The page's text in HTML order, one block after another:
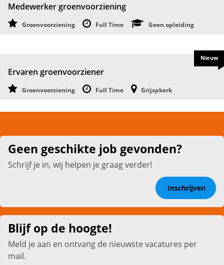
Medewerker groenvoorziening
Groenvoorziening Full Time Geen opleiding
Ervaren groenvoorziener
Groenvoorziening Full Time Grijspkerk
Nieuw
Geen geschikte job gevonden?
Schrijf je in, wij helpen je graag verder!
Inschrijven
Blijf op de hoogte!
Meld je aan en ontvang de nieuwste vacatures per
mail.